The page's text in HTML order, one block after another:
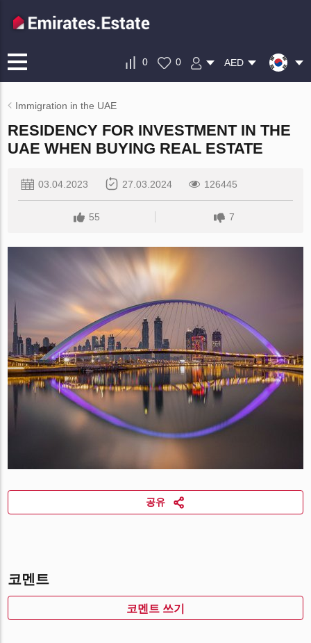
0 0 AED
Immigration in the UAE
RESIDENCY FOR INVESTMENT IN THE
UAE WHEN BUYING REAL ESTATE
03.04.2023 27.03.2024 126445
55 7
공유
코멘트
코멘트 쓰기